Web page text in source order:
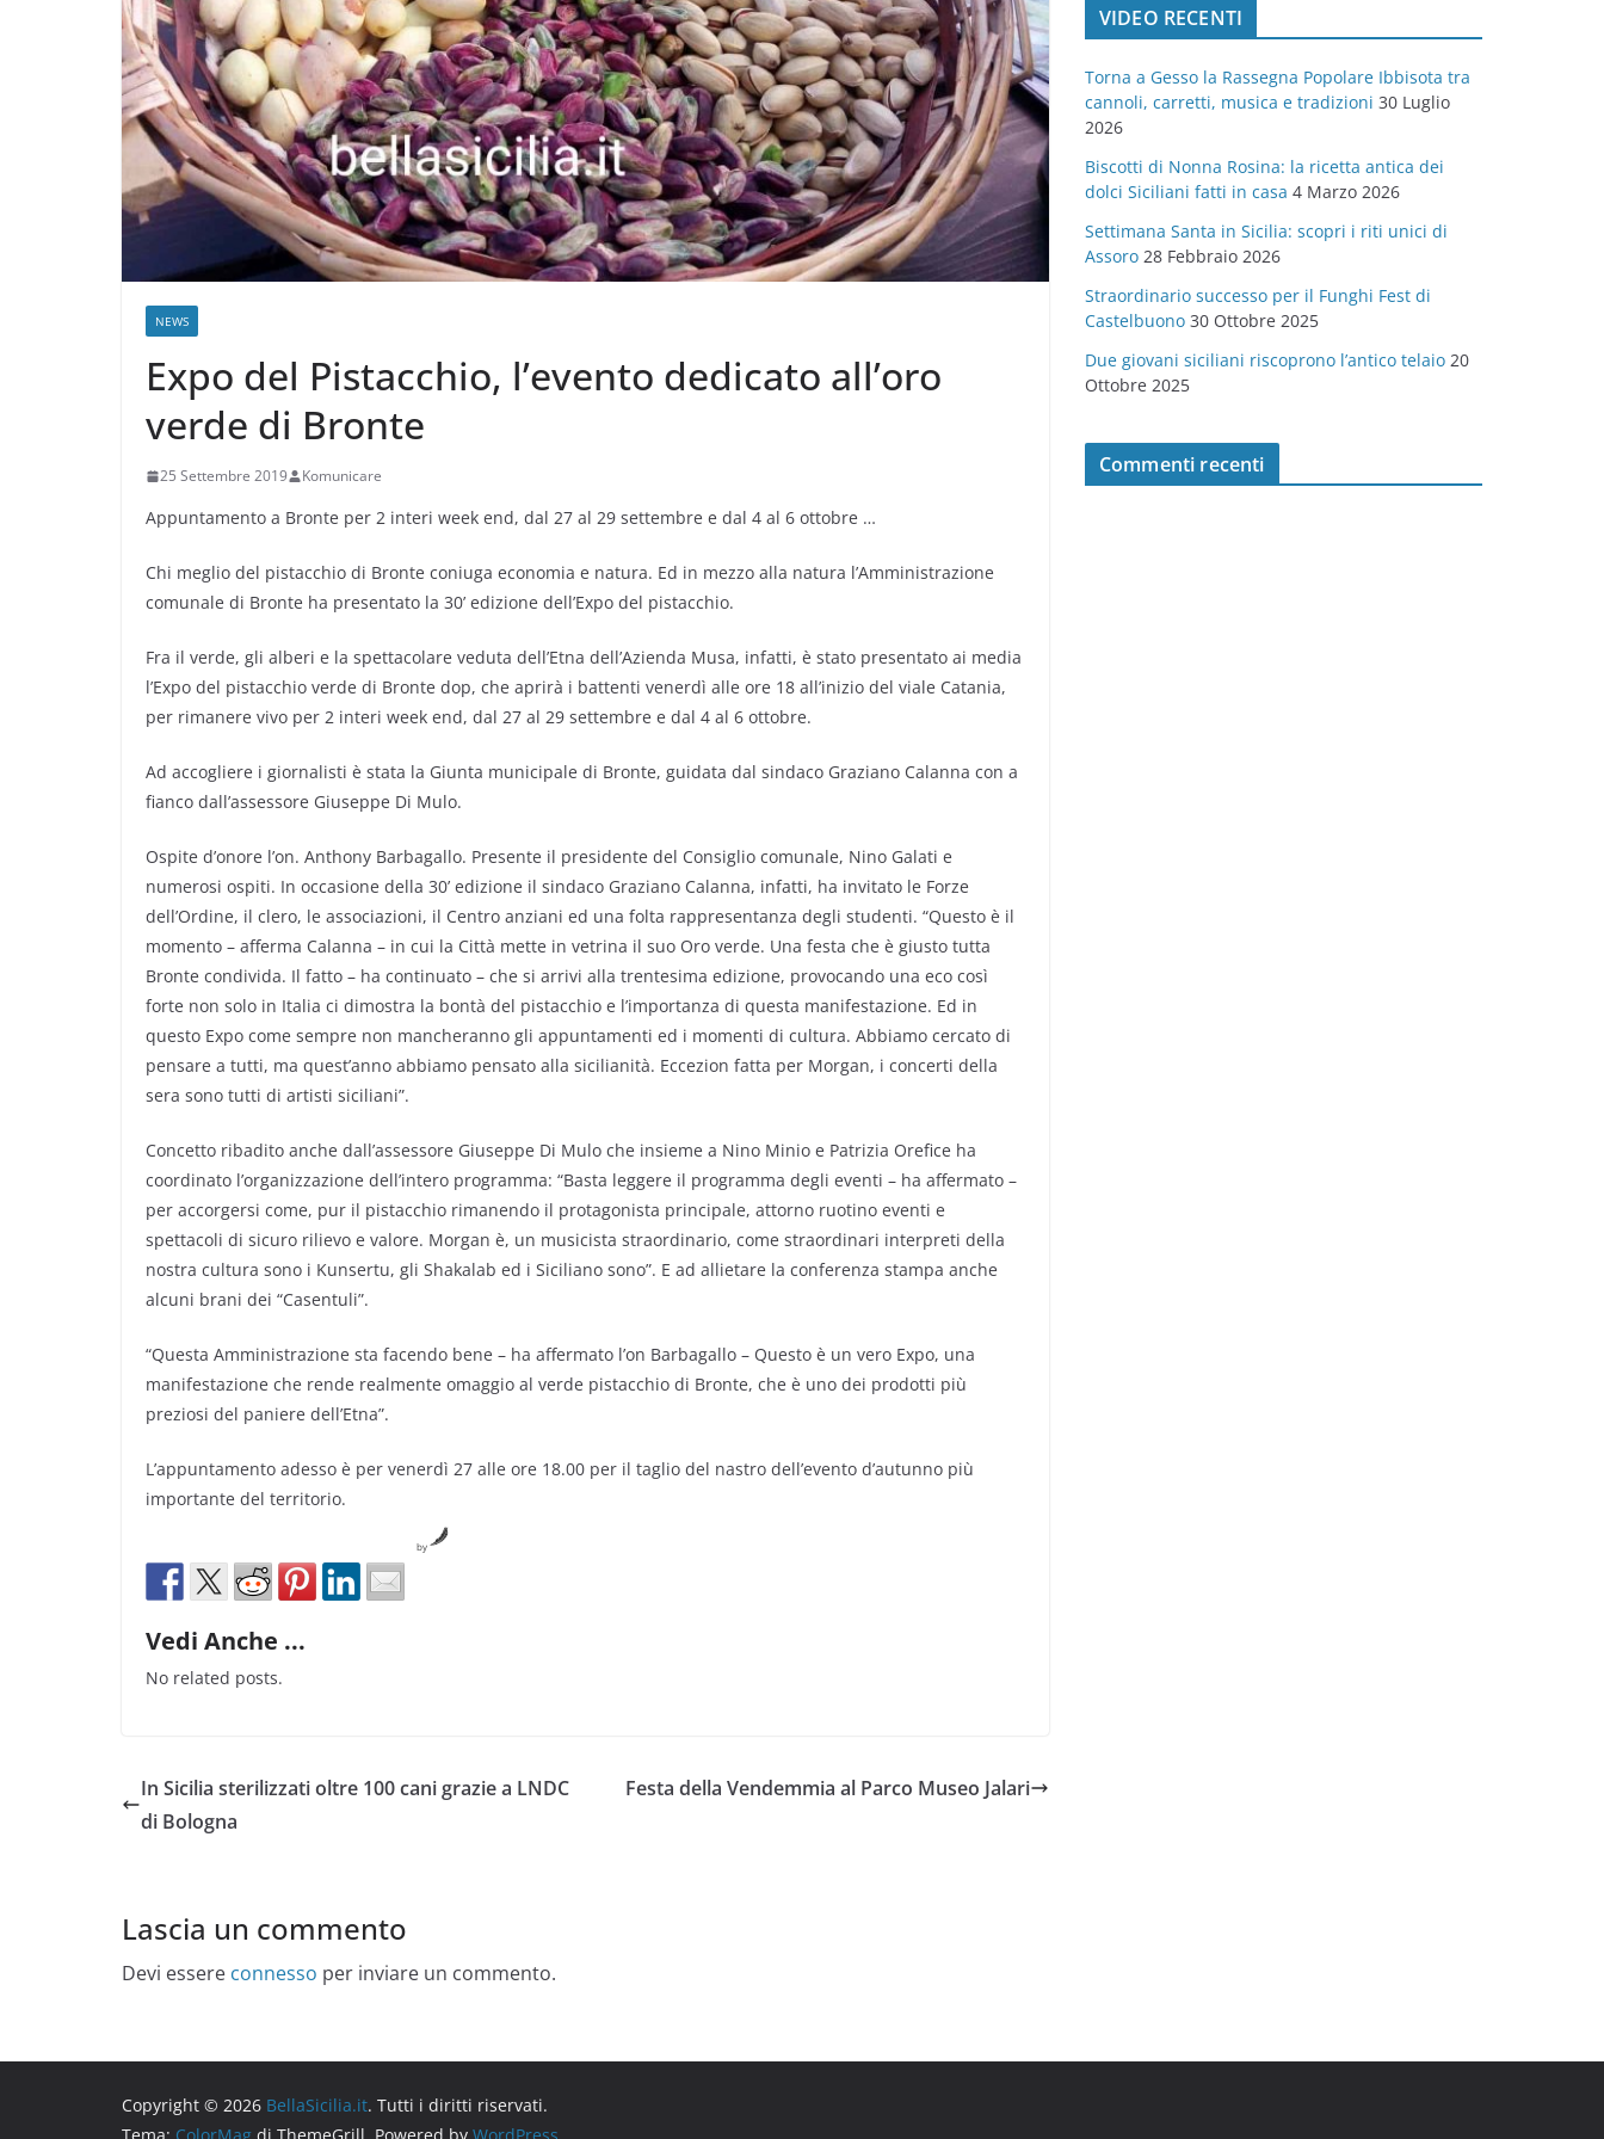
NEWS
Expo del Pistacchio, l’evento dedicato all’oro
verde di Bronte
25 Settembre 2019 Komunicare
Appuntamento a Bronte per 2 interi week end, dal 27 al 29 settembre e dal 4 al 6 ottobre …
Chi meglio del pistacchio di Bronte coniuga economia e natura. Ed in mezzo alla natura l’Amministrazione
comunale di Bronte ha presentato la 30’ edizione dell’Expo del pistacchio.
Fra il verde, gli alberi e la spettacolare veduta dell’Etna dell’Azienda Musa, infatti, è stato presentato ai media
l’Expo del pistacchio verde di Bronte dop, che aprirà i battenti venerdì alle ore 18 all’inizio del viale Catania,
per rimanere vivo per 2 interi week end, dal 27 al 29 settembre e dal 4 al 6 ottobre.
Ad accogliere i giornalisti è stata la Giunta municipale di Bronte, guidata dal sindaco Graziano Calanna con a
fianco dall’assessore Giuseppe Di Mulo.
Ospite d’onore l’on. Anthony Barbagallo. Presente il presidente del Consiglio comunale, Nino Galati e
numerosi ospiti. In occasione della 30’ edizione il sindaco Graziano Calanna, infatti, ha invitato le Forze
dell’Ordine, il clero, le associazioni, il Centro anziani ed una folta rappresentanza degli studenti. “Questo è il
momento – afferma Calanna – in cui la Città mette in vetrina il suo Oro verde. Una festa che è giusto tutta
Bronte condivida. Il fatto – ha continuato – che si arrivi alla trentesima edizione, provocando una eco così
forte non solo in Italia ci dimostra la bontà del pistacchio e l’importanza di questa manifestazione. Ed in
questo Expo come sempre non mancheranno gli appuntamenti ed i momenti di cultura. Abbiamo cercato di
pensare a tutti, ma quest’anno abbiamo pensato alla sicilianità. Eccezion fatta per Morgan, i concerti della
sera sono tutti di artisti siciliani”.
Concetto ribadito anche dall’assessore Giuseppe Di Mulo che insieme a Nino Minio e Patrizia Orefice ha
coordinato l’organizzazione dell’intero programma: “Basta leggere il programma degli eventi – ha affermato –
per accorgersi come, pur il pistacchio rimanendo il protagonista principale, attorno ruotino eventi e
spettacoli di sicuro rilievo e valore. Morgan è, un musicista straordinario, come straordinari interpreti della
nostra cultura sono i Kunsertu, gli Shakalab ed i Siciliano sono”. E ad allietare la conferenza stampa anche
alcuni brani dei “Casentuli”.
“Questa Amministrazione sta facendo bene – ha affermato l’on Barbagallo – Questo è un vero Expo, una
manifestazione che rende realmente omaggio al verde pistacchio di Bronte, che è uno dei prodotti più
preziosi del paniere dell’Etna”.
L’appuntamento adesso è per venerdì 27 alle ore 18.00 per il taglio del nastro dell’evento d’autunno più
importante del territorio.
by
Vedi Anche ...
No related posts.
In Sicilia sterilizzati oltre 100 cani grazie a LNDC
di Bologna
Festa della Vendemmia al Parco Museo Jalari
Lascia un commento
Devi essere connesso per inviare un commento.
o
r
e
VIDEO RECENTI
Torna a Gesso la Rassegna Popolare Ibbisota tra
cannoli, carretti, musica e tradizioni 30 Luglio
2026
Biscotti di Nonna Rosina: la ricetta antica dei
dolci Siciliani fatti in casa 4 Marzo 2026
Settimana Santa in Sicilia: scopri i riti unici di
Assoro 28 Febbraio 2026
Straordinario successo per il Funghi Fest di
Castelbuono 30 Ottobre 2025
Due giovani siciliani riscoprono l’antico telaio 20
Ottobre 2025
Commenti recenti
Copyright © 2026 BellaSicilia.it. Tutti i diritti riservati.